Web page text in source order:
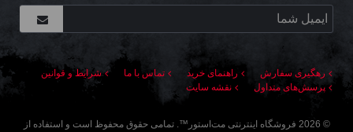
رهگیری سفارش راهنمای خرید تماس با ما
شرایط و قوانین
پرسش‌های متداول
نقشه سایت
©
2026 فروشگاه اینترنتی مت‌استور ™. تمامی حقوق محفوظ است و استفاده از